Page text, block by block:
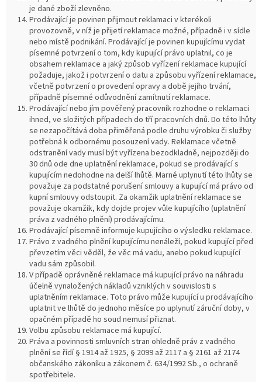
je dané zboží zlevněno.
Prodávající je povinen přijmout reklamaci v kterékoli
provozovně, v níž je přijetí reklamace možné, případně i v sídle
nebo místě podnikání. Prodávající je povinen kupujícímu vydat
písemné potvrzení o tom, kdy kupující právo uplatnil, co je
obsahem reklamace a jaký způsob vyřízení reklamace kupující
požaduje, jakož i potvrzení o datu a způsobu vyřízení reklamace,
včetně potvrzení o provedení opravy a době jejího trvání,
případně písemné odůvodnění zamítnutí reklamace.
Prodávající nebo jím pověřený pracovník rozhodne o reklamaci
ihned, ve složitých případech do tří pracovních dnů. Do této lhůty
se nezapočítává doba přiměřená podle druhu výrobku či služby
potřebná k odbornému posouzení vady. Reklamace včetně
odstranění vady musí být vyřízena bezodkladně, nejpozději do
30 dnů ode dne uplatnění reklamace, pokud se prodávající s
kupujícím nedohodne na delší lhůtě. Marné uplynutí této lhůty se
považuje za podstatné porušení smlouvy a kupující má právo od
kupní smlouvy odstoupit. Za okamžik uplatnění reklamace se
považuje okamžik, kdy dojde projev vůle kupujícího (uplatnění
práva z vadného plnění) prodávajícímu.
Prodávající písemně informuje kupujícího o výsledku reklamace.
Právo z vadného plnění kupujícímu nenáleží, pokud kupující před
převzetím věci věděl, že věc má vadu, anebo pokud kupující
vadu sám způsobil.
V případě oprávněné reklamace má kupující právo na náhradu
účelně vynaložených nákladů vzniklých v souvislosti s
uplatněním reklamace. Toto právo může kupující u prodávajícího
uplatnit ve lhůtě do jednoho měsíce po uplynutí záruční doby, v
opačném případě ho soud nemusí přiznat.
Volbu způsobu reklamace má kupující.
Práva a povinnosti smluvních stran ohledně práv z vadného
plnění se řídí § 1914 až 1925, § 2099 až 2117 a § 2161 až 2174
občanského zákoníku a zákonem č. 634/1992 Sb., o ochraně
spotřebitele.